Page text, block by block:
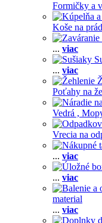
Formičky a
Koše na
... viac
... viac
Poťahy na
Vedrá ,
Vrecia na
... viac
... viac
material
... viac